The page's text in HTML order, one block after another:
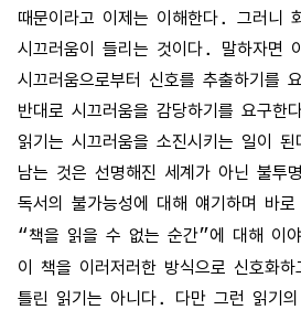
때문이라고 이제는 이해한다. 그러니
시끄러움이 들리는 것이다. 말하자면
시끄러움으로부터 신호를 추출하기를
반대로 시끄러움을 감당하기를 요구
읽기는 시끄러움을 소진시키는 일이
남는 것은 선명해진 세계가 아닌 불투
독서의 불가능성에 대해 얘기하며 바
“책을 읽을 수 없는 순간”에 대해 이
이 책을 이러저러한 방식으로 신호화
틀린 읽기는 아니다. 다만 그런 읽기